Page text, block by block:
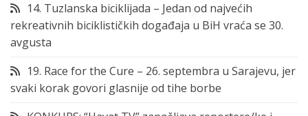
14. Tuzlanska biciklijada – Jedan od najvećih
rekreativnih biciklističkih događaja u BiH vraća se 30.
avgusta
19. Race for the Cure – 26. septembra u Sarajevu, jer
svaki korak govori glasnije od tihe borbe